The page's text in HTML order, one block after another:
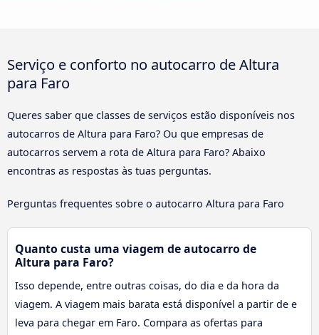
Serviço e conforto no autocarro de Altura
para Faro
Queres saber que classes de serviços estão disponíveis nos
autocarros de Altura para Faro? Ou que empresas de
autocarros servem a rota de Altura para Faro? Abaixo
encontras as respostas às tuas perguntas.
Perguntas frequentes sobre o autocarro Altura para Faro
Quanto custa uma viagem de autocarro de
Altura para Faro?
Isso depende, entre outras coisas, do dia e da hora da
viagem. A viagem mais barata está disponível a partir de e
leva para chegar em Faro. Compara as ofertas para